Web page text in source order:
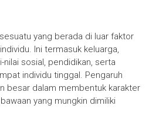
yang berada di luar faktor
Ini termasuk keluarga,
nilai sosial, pendidikan, serta
individu tinggal. Pengaruh
besar dalam membentuk karakter
yang mungkin dimiliki